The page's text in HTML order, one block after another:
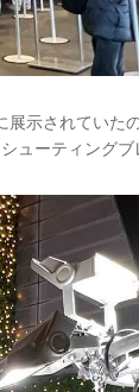
展示されていた
ューティングブ